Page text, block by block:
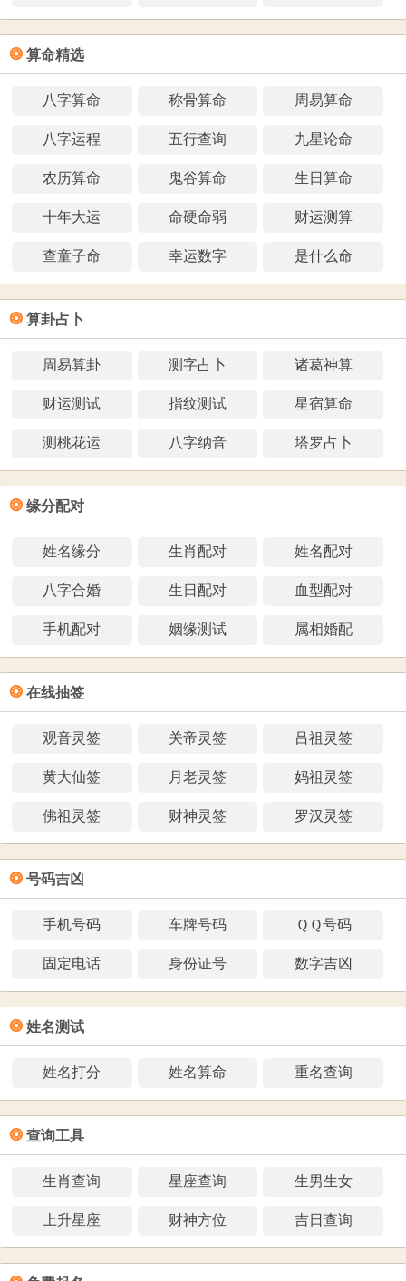
❂ 算命精选
八字算命 称骨算命 周易算命
八字运程 五行查询 九星论命
农历算命 鬼谷算命 生日算命
十年大运 命硬命弱 财运测算
查童子命 幸运数字 是什么命
❂ 算卦占卜
周易算卦 测字占卜 诸葛神算
财运测试 指纹测试 星宿算命
测桃花运 八字纳音 塔罗占卜
❂ 缘分配对
姓名缘分 生肖配对 姓名配对
八字合婚 生日配对 血型配对
手机配对 姻缘测试 属相婚配
❂ 在线抽签
观音灵签 关帝灵签 吕祖灵签
黄大仙签 月老灵签 妈祖灵签
佛祖灵签 财神灵签 罗汉灵签
❂ 号码吉凶
手机号码 车牌号码 ＱＱ号码
固定电话 身份证号 数字吉凶
❂ 姓名测试
姓名打分 姓名算命 重名查询
❂ 查询工具
生肖查询 星座查询 生男生女
上升星座 财神方位 吉日查询